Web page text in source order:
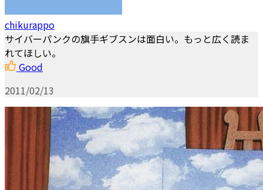
chikurappo
サイバーパンクの旗手ギブスンは面白い。もっと広く読ま
れてほしい。
Good
2011/02/13